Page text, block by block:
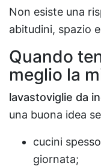
Non esiste una
abitudini, spazio
Quando
meglio la
lavastoviglie da
una buona idea
cucini
giornata;